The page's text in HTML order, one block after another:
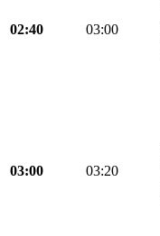
02:40 03:00
03:00 03:20